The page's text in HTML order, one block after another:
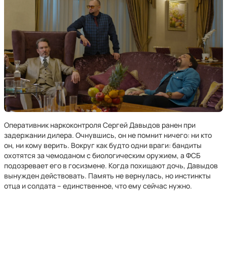
Оперативник наркоконтроля Сергей Давыдов ранен при
задержании дилера. Очнувшись, он не помнит ничего: ни кто
он, ни кому верить. Вокруг как будто одни враги: бандиты
охотятся за чемоданом с биологическим оружием, а ФСБ
подозревает его в госизмене. Когда похищают дочь, Давыдов
вынужден действовать. Память не вернулась, но инстинкты
отца и солдата – единственное, что ему сейчас нужно.